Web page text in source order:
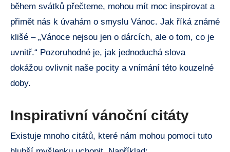
během svátků přečteme, mohou mít moc inspirovat a
přimět nás k úvahám o smyslu Vánoc. Jak říká známé
klišé – „Vánoce nejsou jen o dárcích, ale o tom, co je
uvnitř.“ Pozoruhodné je, jak jednoduchá slova
dokážou ovlivnit naše pocity a vnímání této kouzelné
doby.
Inspirativní vánoční citáty
Existuje mnoho citátů, které nám mohou pomoci tuto